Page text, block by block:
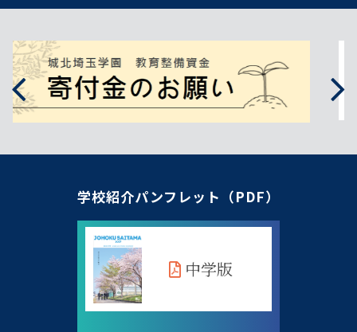
学校紹介パンフレット（PDF）
中学版